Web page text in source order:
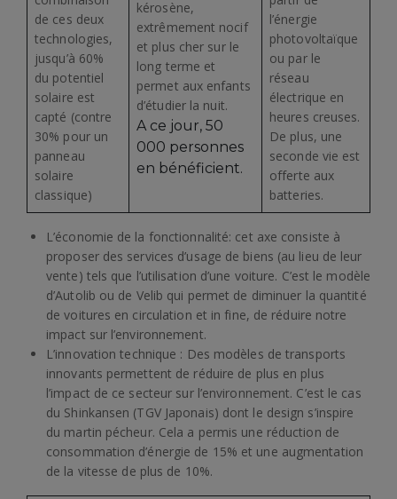
de ces deux
technologies,
jusqu’à 60%
du potentiel
solaire est
capté (contre
30% pour un
panneau
solaire
classique)
kérosène,
extrêmement nocif
et plus cher sur le
long terme et
permet aux enfants
d’étudier la nuit.
A ce jour, 50
000 personnes
en bénéficient.
l’énergie
photovoltaïque
ou par le
réseau
électrique en
heures creuses.
De plus, une
seconde vie est
offerte aux
batteries.
L’économie de la fonctionnalité: cet axe consiste à
proposer des services d’usage de biens (au lieu de leur
vente) tels que l’utilisation d’une voiture. C’est le modèle
d’Autolib ou de Velib qui permet de diminuer la quantité
de voitures en circulation et in fine, de réduire notre
impact sur l’environnement.
L’innovation technique : Des modèles de transports
innovants permettent de réduire de plus en plus
l’impact de ce secteur sur l’environnement. C’est le cas
du Shinkansen (TGV Japonais) dont le design s’inspire
du martin pécheur. Cela a permis une réduction de
consommation d’énergie de 15% et une augmentation
de la vitesse de plus de 10%.